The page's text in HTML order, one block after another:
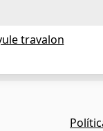
travalon